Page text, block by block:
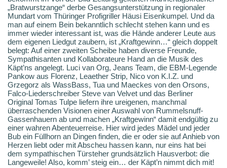
„Bratwurstzange“ derbe Gesangsunterstützung in regionaler
Mundart vom Thüringer Profigriller Häusi Eisenkumpel. Und da
man auf einem Bein bekanntlich schlecht stehen kann und es
immer wieder interessant ist, was die Hände anderer Leute aus
dem eigenen Liedgut zaubern, ist „Kraftgewinn…“ gleich doppelt
belegt: Auf einer zweiten Scheibe haben diverse Freunde,
Sympathisanten und Kollaborateure Hand an die Musik des
Käpt’ns angelegt. Luci van Org, Jeans Team, die EBM-Legende
Pankow aus Florenz, Leaether Strip, Nico von K.I.Z. und
Grzegorz als WassBass, Tua und Maeckes von den Orsons,
Falco-Liederschreiber Steve van Velvet und das Berliner
Original Tomas Tulpe liefern ihre ureigenen, manchmal
überraschenden Visionen einer Auswahl von Rummelsnuff-
Gassenhauern ab und machen „Kraftgewinn“ damit endgültig zu
einer wahren Abenteuerreise. Hier wird jedes Mädel und jeder
Bub ein Füllhorn an Dingen finden, die er oder sie auf Anhieb von
Herzen liebt oder mit Abscheu hassen kann, nur eins hat bei
dem sympathischen Türsteher grundsätzlich Hausverbot: die
Langeweile! Also, komm’ steig ein… der Käpt’n nimmt dich mit!